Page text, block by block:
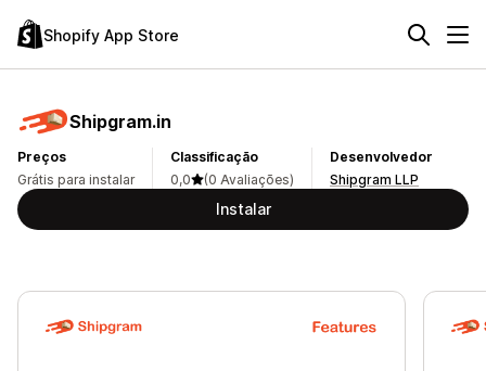
Shopify App Store
Shipgram.in
Preços
Grátis para instalar
Classificação
0,0
(0 Avaliações)
Desenvolvedor
Shipgram LLP
Instalar